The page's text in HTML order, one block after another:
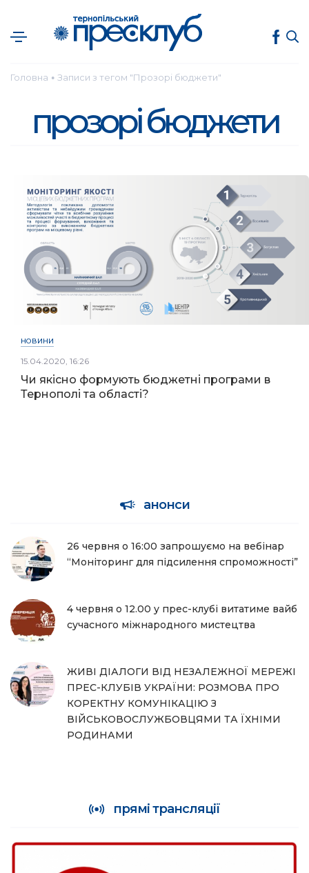
Головна ● Записи з тегом "Прозорі бюджети"
прозорі бюджети
НОВИНИ
15.04.2020, 16:26
Чи якісно формують бюджетні програми в
Тернополі та області?
анонси
26 червня о 16:00 запрошуємо на вебінар
“Моніторинг для підсилення спроможності”
4 червня о 12.00 у прес-клубі витатиме вайб
сучасного міжнародного мистецтва
ЖИВІ ДІАЛОГИ ВІД НЕЗАЛЕЖНОЇ МЕРЕЖІ
ПРЕС-КЛУБІВ УКРАЇНИ: РОЗМОВА ПРО
КОРЕКТНУ КОМУНІКАЦІЮ З
ВІЙСЬКОВОСЛУЖБОВЦЯМИ ТА ЇХНІМИ
РОДИНАМИ
прямі трансляції